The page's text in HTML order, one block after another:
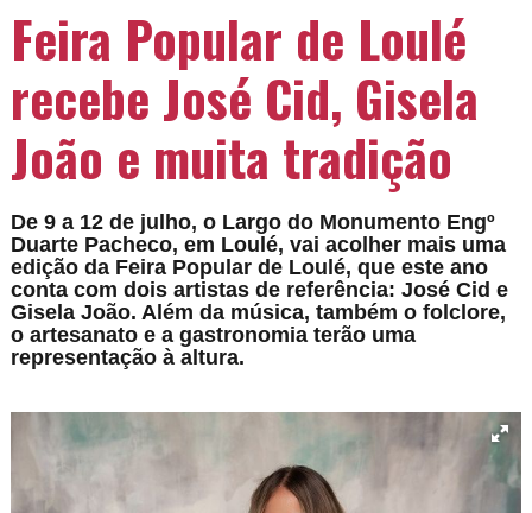
Feira Popular de Loulé
recebe José Cid, Gisela
João e muita tradição
De 9 a 12 de julho, o Largo do Monumento Engº
Duarte Pacheco, em Loulé, vai acolher mais uma
edição da Feira Popular de Loulé, que este ano
conta com dois artistas de referência: José Cid e
Gisela João. Além da música, também o folclore,
o artesanato e a gastronomia terão uma
representação à altura.